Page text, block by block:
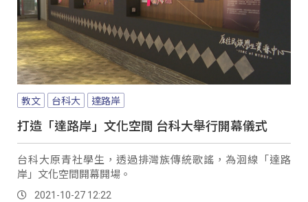
教文 台科大 達路岸
打造「達路岸」文化空間 台科大舉行開幕儀式
台科大原青社學生，透過排灣族傳統歌謠，為洄線「達路
岸」文化空間開幕開場。
2021-10-27 12:22